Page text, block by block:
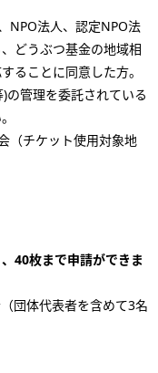
NPO法人、認定NPO法
どうぶつ基金の地域相
ることに同意した方。
管理を委託されている
（チケット使用対象地
40枚まで申請ができま
団体代表者を含めて3名